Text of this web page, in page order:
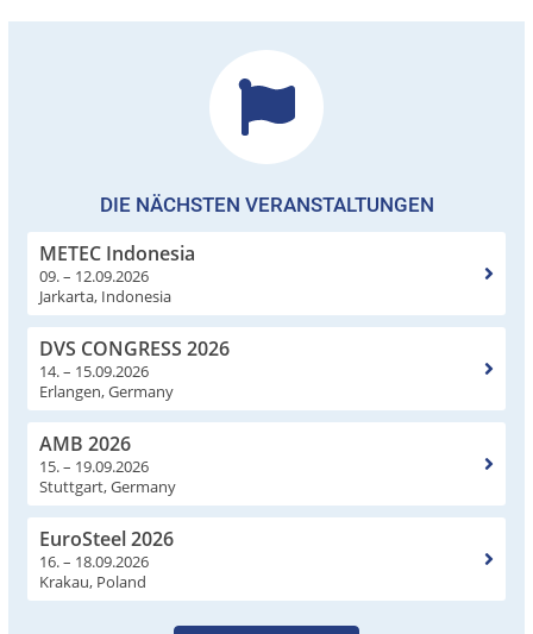
DIE NÄCHSTEN VERANSTALTUNGEN
METEC Indonesia
09. – 12.09.2026
Jarkarta, Indonesia
DVS CONGRESS 2026
14. – 15.09.2026
Erlangen, Germany
AMB 2026
15. – 19.09.2026
Stuttgart, Germany
EuroSteel 2026
16. – 18.09.2026
Krakau, Poland